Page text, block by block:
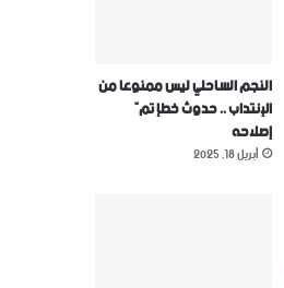
النجم الساحلي ليس ممنوعا من
الإنتداب .. حدوث خطإ تمّ
إصلاحه
أبريل 18, 2025